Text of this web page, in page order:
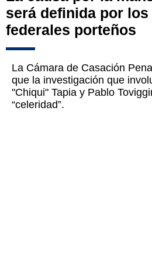
será definida por
federales porteños
La Cámara de Casación
que la investigación que
"Chiqui" Tapia y Pablo
“celeridad”.